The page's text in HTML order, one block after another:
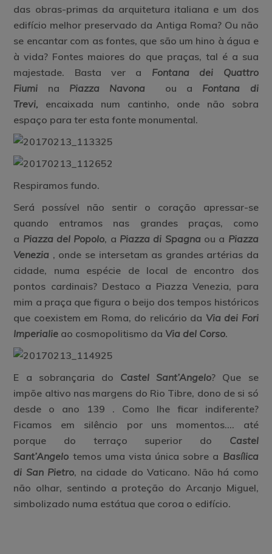
das obras-primas da arquitetura italiana e um dos
edifício melhor preservado da Antiga Roma? Ou não
se encantar com as fontes, que são um hino à água e
à vida? Fontes maiores do que praças, tal é a sua
majestade. Basta ver a
Fontana dei Quattro
Fiumi
na Piazza Navona ou a
Fontana di
Trevi,
encaixada num cantinho, onde não sobra
espaço para ter esta fonte monumental.
Respiramos fundo.
Será possível não sentir o coração apressar-se
quando entramos nas grandes praças, como
a Piazza del Popolo, a Piazza di Spagna ou a Piazza
Venezia , onde se intersetam as grandes artérias da
cidade, numa espécie de local de encontro dos
pontos cardinais? Destaco a Piazza Venezia, para
mim a praça que figura o beijo dos tempos históricos
que coexistem em Roma, do relicário da Via dei Fori
Imperialie ao cosmopolitismo da Via del Corso.
E a sobrançaria do Castel Sant’Angelo? Que se
impõe altivo nas margens do Rio Tibre, dono de si só
desde o ano 139
. Como lhe ficar indiferente?
Ficamos em silêncio por uns momentos…. até
porque
do terraço superior do
Castel
Sant’Angelo temos uma vista única sobre a Basílica
di San Pietro, na cidade do Vaticano. Não há como
não olhar, sentindo a proteção do Arcanjo Miguel,
simbolizado numa estátua que coroa o edifício.